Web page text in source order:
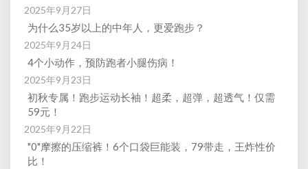
2025年9月27日
为什么35岁以上的中年人，更爱跑步？
2025年9月24日
4个小动作，预防跑者小腿伤病！
2025年9月23日
初秋专属！跑步运动长袖！超柔，超弹，超透气！仅需
59元！
2025年9月22日
"0"摩擦的压缩裤！6个口袋巨能装，79带走，王炸性价
比！